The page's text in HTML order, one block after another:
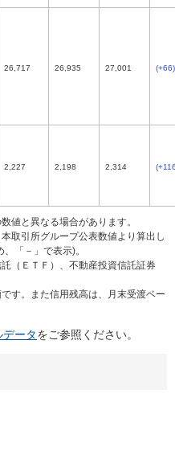
26,717 26,935 27,001 (+66)
2,227 2,198 2,314
値と異なる場合があります。
取引所グループ公表数値より算出し
「－」で表示)。
（ＥＴＦ）、不動産投資信託証券
す。また信用残高は、月末受渡ベー
データをご参照ください。